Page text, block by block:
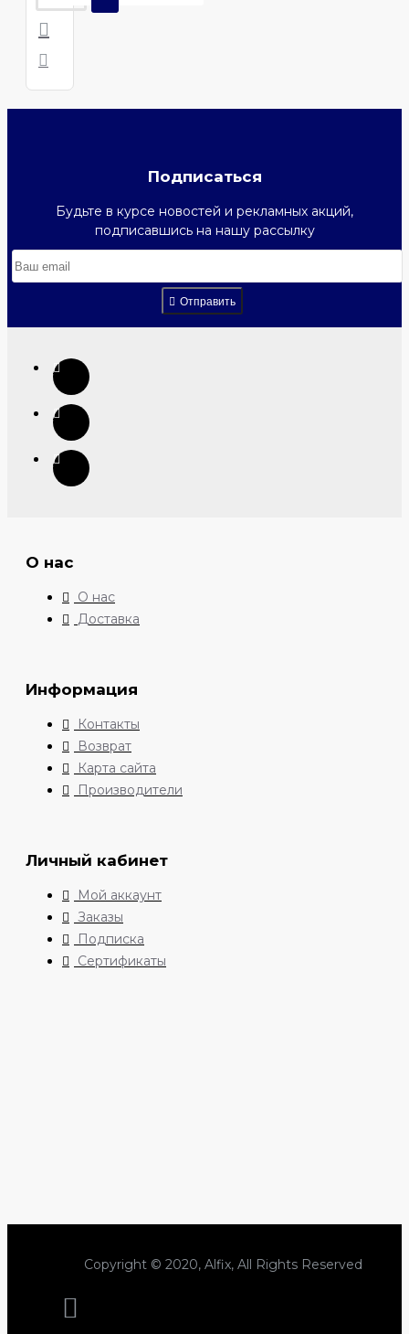
Подписаться
Будьте в курсе новостей и рекламных акций,
подписавшись на нашу рассылку
Отправить
О нас
О нас
Доставка
Информация
Контакты
Возврат
Карта сайта
Производители
Личный кабинет
Мой аккаунт
Заказы
Подписка
Сертификаты
Copyright © 2020, Alfix, All Rights Reserved